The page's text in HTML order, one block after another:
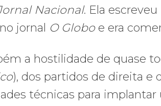
Nacional. Ela
jornal O Globoe era
a hostilidade de quase
), dos partidos de direita e
técnicas para